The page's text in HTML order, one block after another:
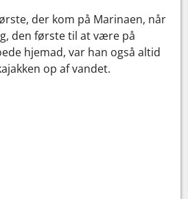
der kom på Marinaen, når
den første til at være på
hjemad, var han også altid
op af vandet.